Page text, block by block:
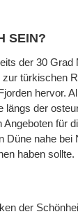
der 30
türkischen
hervor.
der
nahe
haben sollte.
der